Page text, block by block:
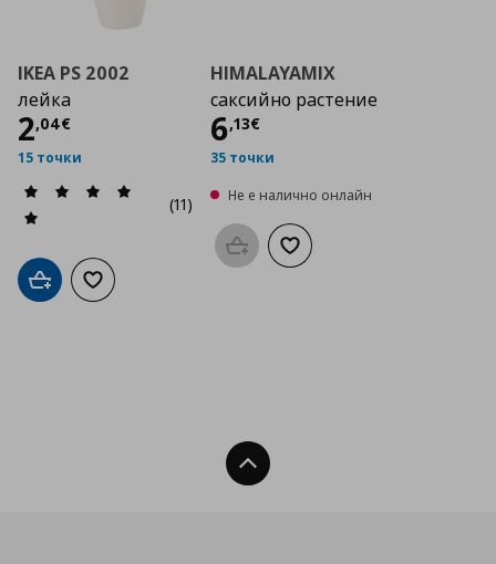
IKEA PS 2002
лейка
2,04€
Цена
15 точки
(11)
Добави в кошницата
Добави към списъка с любими
HIMALAYAMIX
саксийно растение
6,13€
Цена
35 точки
Не е налично онлайн
Προσθήκη στο καλάθι
Добави към списъка с
Нагоре